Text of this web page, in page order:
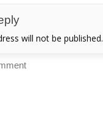
will not be published.